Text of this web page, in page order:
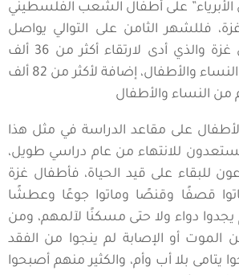
الأبرياء” على أطفال الشعب الفلسطيني
فللشهر الثامن على التوالي يواصل
الاحتلال عدوانه على غزة والذي أدى لارتقاء أكثر من 36 ألف
شهيد غالبيتهم من النساء والأطفال، إضافة لأكثر من 82 ألف
من النساء والأطفال
على مقاعد الدراسة في مثل هذا
للانتهاء من عام دراسي طويل،
للبقاء على قيد الحياة، فأطفال غزة
قصفًا وقنصًا وماتوا جوعًا وعطشًا
دواء ولا حتى مسكنًا لآلمهم، ومن
الموت أو الإصابة لم ينجوا من الفقد
يتامى بلا أب وأم، والكثير منهم أصبحوا